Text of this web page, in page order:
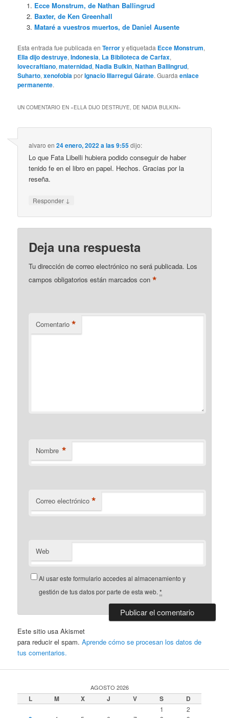
Ecce Monstrum, de Nathan Ballingrud
Baxter, de Ken Greenhall
Mataré a vuestros muertos, de Daniel Ausente
Esta entrada fue publicada enTerrory etiquetada Ecce Monstrum,
Ella dijo destruye,Indonesia, La Biblioteca de Carfax,
lovecraftiano,maternidad,Nadia Bulkin,Nathan Ballingrud,
Suharto,xenofobiaporIgnacio Illarregui Gárate. Guardaenlace
permanente.
UN COMENTARIO EN «ELLA DIJO DESTRUYE, DE NADIA BULKIN»
alvaro en24 enero, 2022 a las 9:55dijo:
Lo que Fata Libelli hubiera podido conseguir de haber
tenido fe en el libro en papel. Hechos. Gracias por la
reseña.
Responder ↓
Deja una respuesta
Tu dirección de correo electrónico no será publicada. Los
campos obligatorios están marcados con*
Comentario *
Nombre *
Correo electrónico *
Web
Al usar este formulario accedes al almacenamiento y
gestión de tus datos por parte de esta web.*
Este sitio usa Akismet
para reducir el spam.Aprende cómo se procesan los datos de
tus comentarios.
AGOSTO 2026
L M X J V S D
1 2